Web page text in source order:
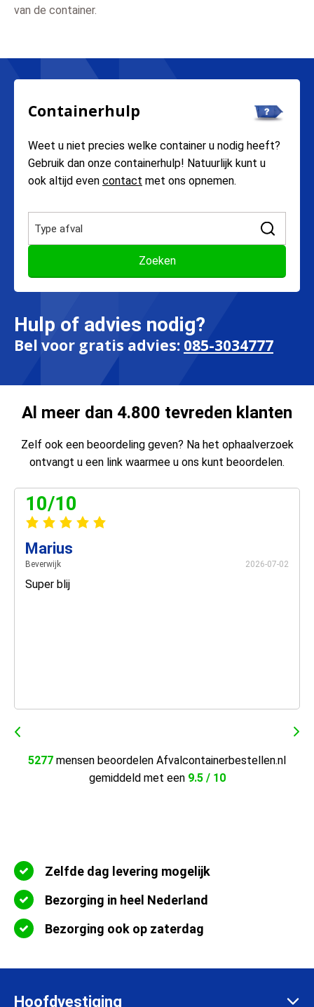
van de container.
Containerhulp
Weet u niet precies welke container u nodig heeft?
Gebruik dan onze containerhulp! Natuurlijk kunt u
ook altijd even contact met ons opnemen.
Hulp of advies nodig?
Bel voor gratis advies: 085-3034777
Al meer dan 4.800 tevreden klanten
Zelf ook een beoordeling geven? Na het ophaalverzoek
ontvangt u een link waarmee u ons kunt beoordelen.
10/10
Marius
Beverwijk 2026-07-02
Super blij
5277 mensen beoordelen Afvalcontainerbestellen.nl
gemiddeld met een 9.5 / 10
Zelfde dag levering mogelijk
Bezorging in heel Nederland
Bezorging ook op zaterdag
Hoofdvestiging